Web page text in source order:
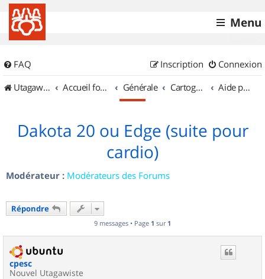
Menu
FAQ Connexion
Inscription
UtagawaVTT (Randos VTT et VTTAE avec traces GPS)
Accueil forum Générale Cartographie et GPS Aide pour l'achat d'un GPS
Dakota 20 ou Edge (suite pour
cardio)
Modérateur : Modérateurs des Forums
Répondre
9 messages • Page 1 sur 1
cpesc
Nouvel Utagawiste